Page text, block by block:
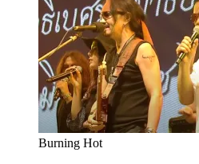
Burning Hot